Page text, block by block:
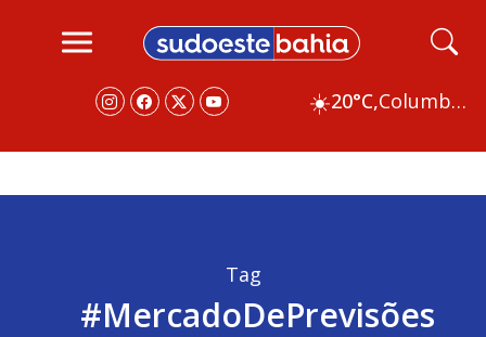
☀️20°C, Columbus
Tag
#MercadoDePrevisões